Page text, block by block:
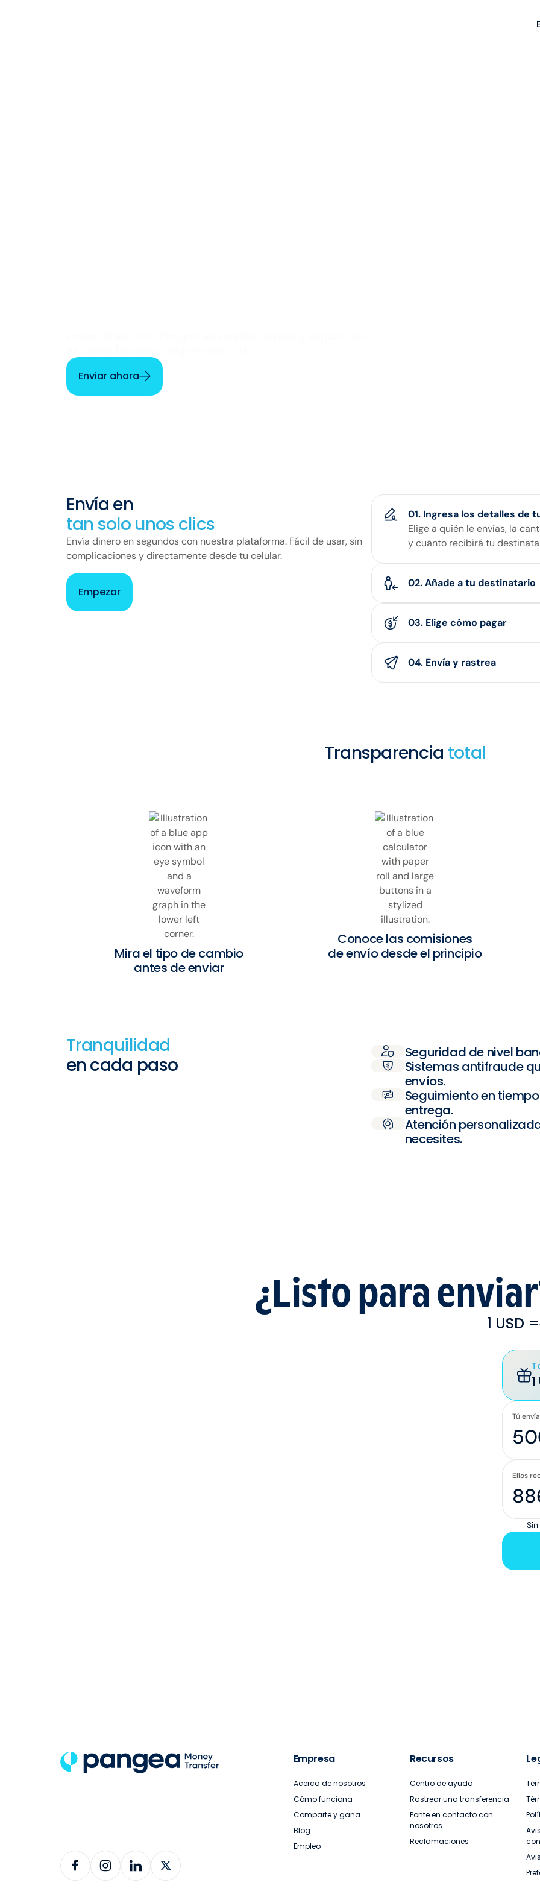
Enviar ahora
Envía en
tan solo unos clics
Envía dinero en segundos con nuestra plataforma. Fácil de usar, sin
complicaciones y directamente desde tu celular.
Empezar
01. Ingresa los detalles de
Elige a quién le envías, la
y cuánto recibirá tu
02. Añade a tu destinatario
03. Elige cómo pagar
04. Envía y rastrea
Transparencia total
Mira el tipo de cambio
antes de enviar
Conoce las comisiones
de envío desde el principio
Tranquilidad
en cada paso
Seguridad de nivel
Sistemas antifraude
envíos.
Seguimiento en
entrega.
Atención
necesites.
¿Listo para
1 USD =
Tú
Ellos
Empresa
Acerca de nosotros
Cómo funciona
Comparte y gana
Blog
Empleo
Recursos
Centro de ayuda
Rastrear una transferencia
Ponte en contacto con
nosotros
Reclamaciones